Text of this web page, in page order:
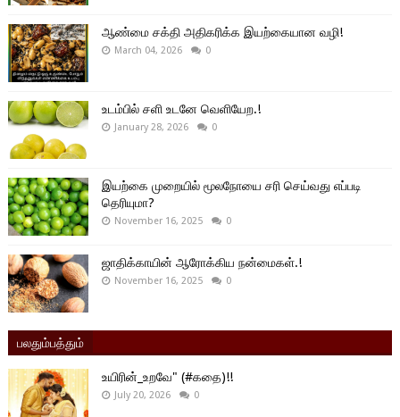
ஆண்மை சக்தி அதிகரிக்க இயற்கையான வழி!
March 04, 2026 0
உடம்பில் சளி உடனே வெளியேற.!
January 28, 2026 0
இயற்கை முறையில் மூலநோயை சரி செய்வது எப்படி
தெரியுமா?
November 16, 2025 0
ஜாதிக்காயின் ஆரோக்கிய நன்மைகள்.!
November 16, 2025 0
பலதும்பத்தும்
உயிரின்_உறவே" (#கதை)!!
July 20, 2026 0